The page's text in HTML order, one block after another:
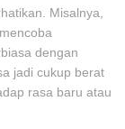
Misalnya,
dengan
jadi cukup berat
rasa baru atau